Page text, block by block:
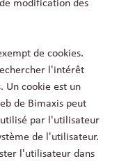
modification des
de cookies.
l'intérêt
Un cookie est un
de Bimaxis peut
par l'utilisateur
de l'utilisateur.
l'utilisateur dans